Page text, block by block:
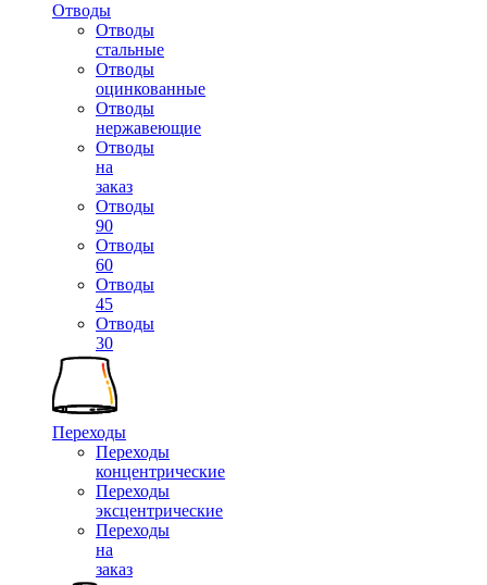
Отводы
Отводы
стальные
Отводы
оцинкованные
Отводы
нержавеющие
Отводы
на
заказ
Отводы
90
Отводы
60
Отводы
45
Отводы
30
Переходы
Переходы
концентрические
Переходы
эксцентрические
Переходы
на
заказ